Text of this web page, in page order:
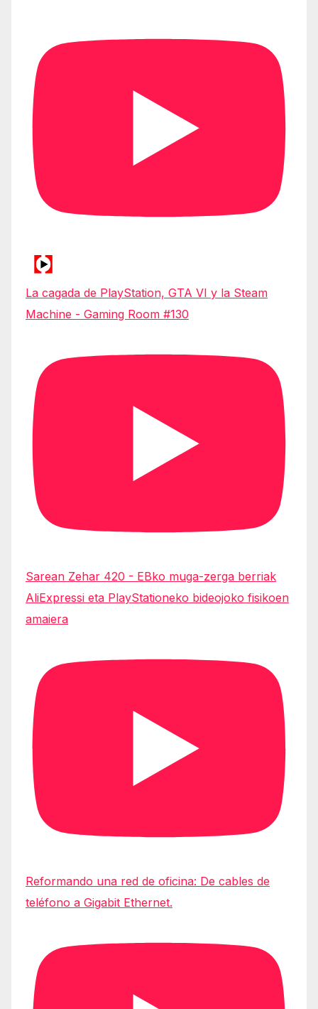
La cagada de PlayStation, GTA VI y la Steam
Machine - Gaming Room #130
Sarean Zehar 420 - EBko muga-zerga berriak
AliExpressi eta PlayStationeko bideojoko fisikoen
amaiera
Reformando una red de oficina: De cables de
teléfono a Gigabit Ethernet.